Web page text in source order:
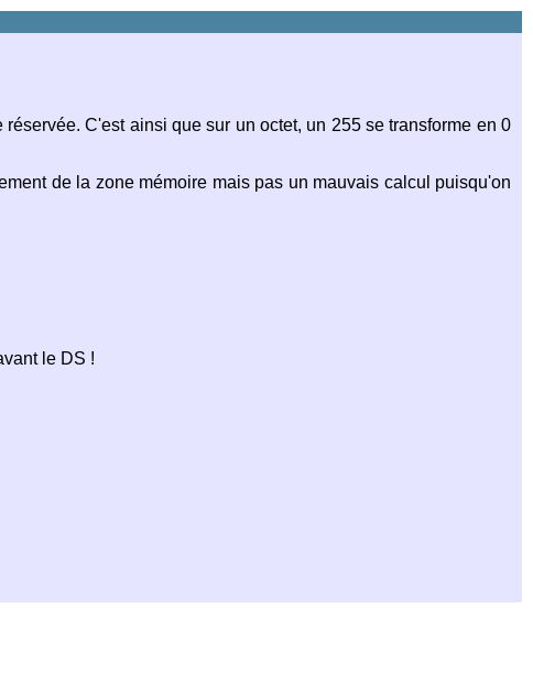
C'est ainsi que sur un octet, un 255 se transforme en 0
de la zone mémoire mais pas un mauvais calcul puisqu'on
le DS !